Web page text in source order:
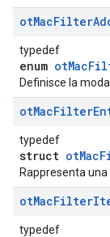
otMacFilter
typedef
enum
Definisce la
otMacFilter
typedef
struct
Rappresenta una
otMacFilter
typedef